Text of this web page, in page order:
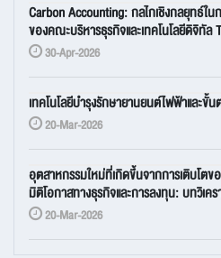
Carbon Accounting: กลไกเชิงกลยุทธ์ใ
ของคณะบริหารธุรกิจและเทคโนโลยีดิจิทั
30-Apr-2026
เทคโนโลยีบำรุงรักษายานยนต์ไฟฟ้าและขั้
20-Mar-2026
อุตสาหกรรมใหม่ที่เกิดขึ้นจากการเติบโต
มิติโอกาสทางธุรกิจและการลงทุน: บทวิเค
20-Mar-2026